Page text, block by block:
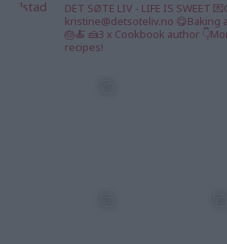
DET SØTE LIV - LIFE IS SWEET
kristine@detsoteliv.no 😋Baking
🎂🍝 🍰3 x Cookbook author
recipes!